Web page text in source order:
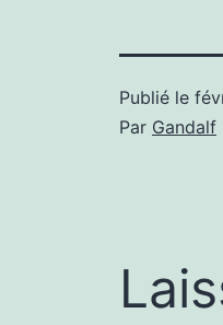
Publié le
Par Gandalf